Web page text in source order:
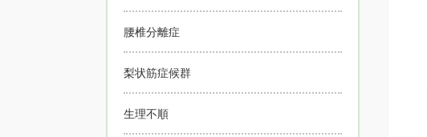
腰椎分離症
梨状筋症候群
生理不順